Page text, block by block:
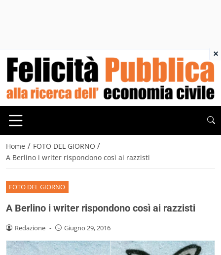
Home / FOTO DEL GIORNO /
A Berlino i writer rispondono così ai razzisti
FOTO DEL GIORNO
A Berlino i writer rispondono così ai razzisti
Redazione - Giugno 29, 2016
×